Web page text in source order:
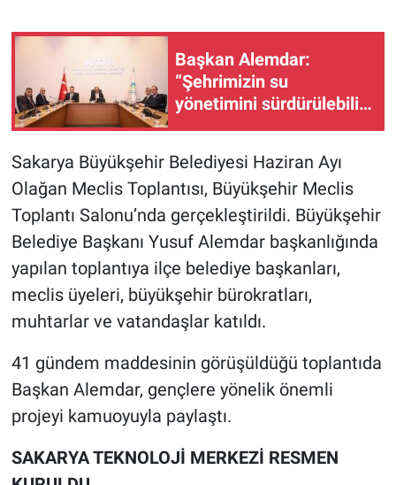
Başkan Alemdar:
“Şehrimizin su
yönetimini sürdürülebilir
hale taşımak için
Sakarya Büyükşehir Belediyesi Haziran Ayı
Olağan Meclis Toplantısı, Büyükşehir Meclis
Toplantı Salonu’nda gerçekleştirildi. Büyükşehir
Belediye Başkanı Yusuf Alemdar başkanlığında
yapılan toplantıya ilçe belediye başkanları,
meclis üyeleri, büyükşehir bürokratları,
muhtarlar ve vatandaşlar katıldı.
41 gündem maddesinin görüşüldüğü toplantıda
Başkan Alemdar, gençlere yönelik önemli
projeyi kamuoyuyla paylaştı.
SAKARYA TEKNOLOJİ MERKEZİ RESMEN